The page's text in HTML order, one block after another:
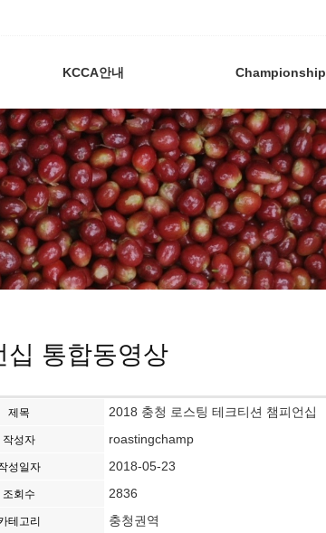
KCCA안내 Championship
십 통합동영상
제목 2018 충청 로스팅 테크티션 챔피언십
작성자 roastingchamp
성일자 2018-05-23
조회수 2836
테고리 충청권역